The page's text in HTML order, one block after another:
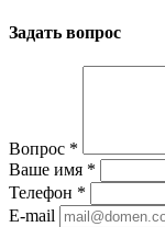
Задать вопрос
Вопрос *
Ваше имя *
Телефон *
E-mail